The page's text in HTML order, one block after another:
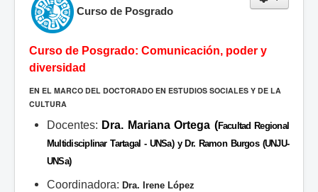
Curso de Posgrado
Curso de Posgrado: Comunicación, poder y
diversidad
EN EL MARCO DEL DOCTORADO EN ESTUDIOS SOCIALES Y DE LA
CULTURA
Docentes: Dra. Mariana Ortega (Facultad Regional
Multidisciplinar Tartagal - UNSa) y Dr. Ramon Burgos (UNJU-
UNSa)
Coordinadora: Dra. Irene López